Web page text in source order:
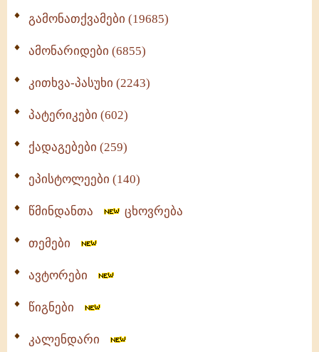
გამონათქვამები (19685)
ამონარიდები (6855)
კითხვა-პასუხი (2243)
პატერიკები (602)
ქადაგებები (259)
ეპისტოლეები (140)
წმინდანთა ცხოვრება
თემები
ავტორები
წიგნები
კალენდარი